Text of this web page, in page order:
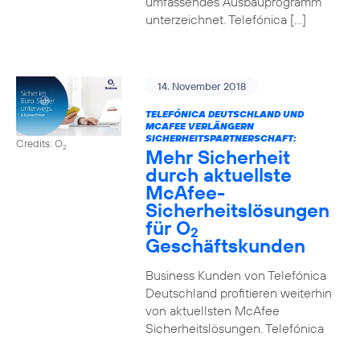
unterzeichnet. Telefónica […]
Credits: O2
14. November 2018
TELEFÓNICA DEUTSCHLAND UND
MCAFEE VERLÄNGERN
SICHERHEITSPARTNERSCHAFT:
Mehr Sicherheit
durch aktuellste
McAfee-
Sicherheitslösungen
für O2
Geschäftskunden
Business Kunden von Telefónica
Deutschland profitieren weiterhin
von aktuellsten McAfee
Sicherheitslösungen. Telefónica